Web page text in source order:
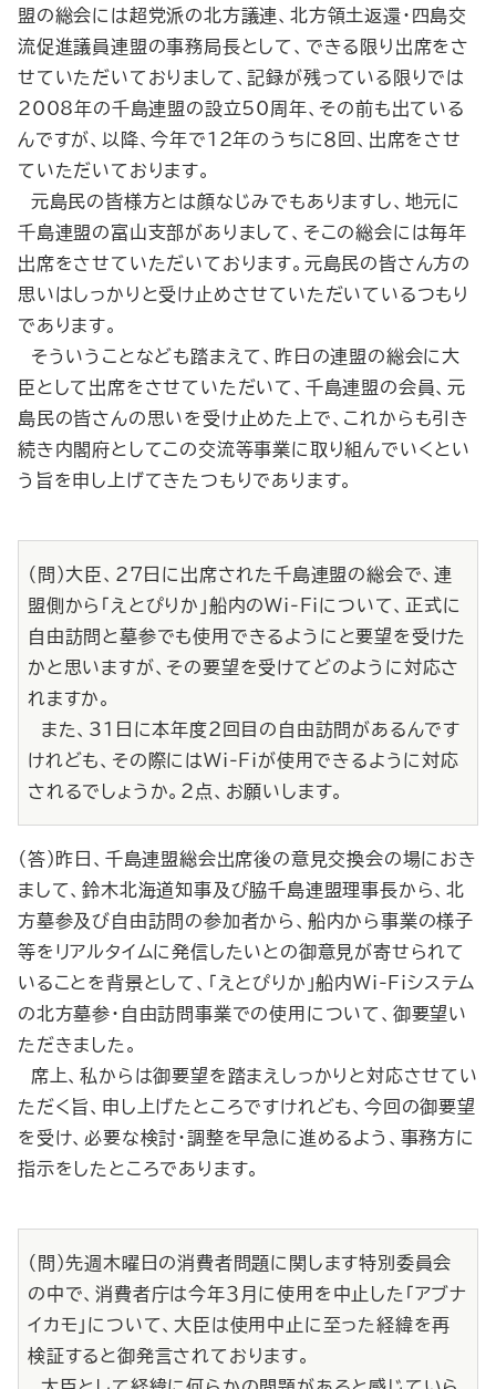
盟の総会には超党派の北方議連、北方領土返還・四島交
流促進議員連盟の事務局長として、できる限り出席をさ
せていただいておりまして、記録が残っている限りでは
2008年の千島連盟の設立50周年、その前も出ている
んですが、以降、今年で12年のうちに８回、出席をさせ
ていただいております。
元島民の皆様方とは顔なじみでもありますし、地元に
千島連盟の富山支部がありまして、そこの総会には毎年
出席をさせていただいております。元島民の皆さん方の
思いはしっかりと受け止めさせていただいているつもり
であります。
そういうことなども踏まえて、昨日の連盟の総会に大
臣として出席をさせていただいて、千島連盟の会員、元
島民の皆さんの思いを受け止めた上で、これからも引き
続き内閣府としてこの交流等事業に取り組んでいくとい
う旨を申し上げてきたつもりであります。
（問）大臣、27日に出席された千島連盟の総会で、連
盟側から「えとぴりか」船内のWi‐Fiについて、正式に
自由訪問と墓参でも使用できるようにと要望を受けた
かと思いますが、その要望を受けてどのように対応さ
れますか。
また、31日に本年度２回目の自由訪問があるんです
けれども、その際にはWi‐Fiが使用できるように対応
されるでしょうか。２点、お願いします。
（答）昨日、千島連盟総会出席後の意見交換会の場におき
まして、鈴木北海道知事及び脇千島連盟理事長から、北
方墓参及び自由訪問の参加者から、船内から事業の様子
等をリアルタイムに発信したいとの御意見が寄せられて
いることを背景として、「えとぴりか」船内Wi‐Fiシステム
の北方墓参・自由訪問事業での使用について、御要望い
ただきました。
席上、私からは御要望を踏まえしっかりと対応させてい
ただく旨、申し上げたところですけれども、今回の御要望
を受け、必要な検討・調整を早急に進めるよう、事務方に
指示をしたところであります。
（問）先週木曜日の消費者問題に関します特別委員会
の中で、消費者庁は今年３月に使用を中止した「アブナ
イカモ」について、大臣は使用中止に至った経緯を再
検証すると御発言されております。